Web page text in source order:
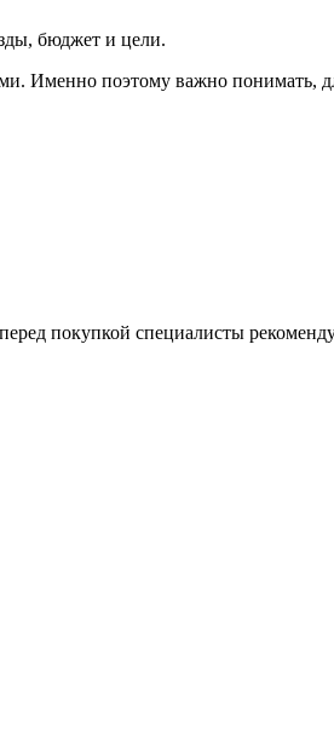
бюджет и цели.
поэтому важно понимать,
покупкой специалисты